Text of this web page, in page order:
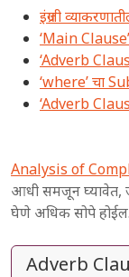
इंग्रजी
‘Main
‘Adverb
‘where’ चा
‘Adverb
Analysis of
आधी समजून
घेणे अधिक सोपे होईल.
Adverb